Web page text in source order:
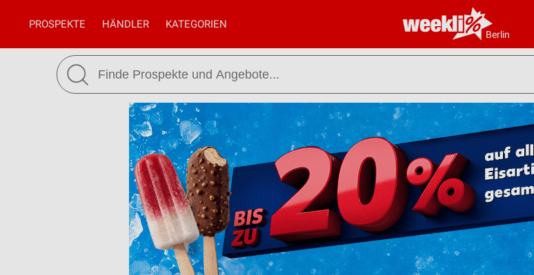
Berlin
PROSPEKTE HÄNDLER KATEGORIEN